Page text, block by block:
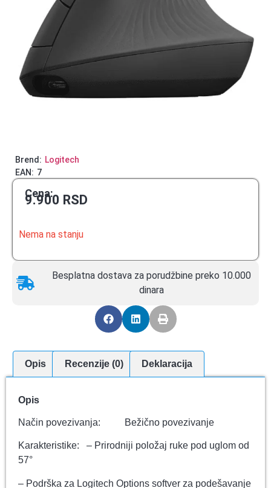
Brend: Logitech
EAN: 7
Cena:
9.900 RSD
Nema na stanju
Besplatna dostava za porudžbine preko 10.000
dinara
Opis Recenzije (0) Deklaracija
Opis
Način povezivanja: Bežično povezivanje
Karakteristike: – Prirodniji položaj ruke pod uglom od
57°
– Podrška za Logitech Options softver za podešavanje